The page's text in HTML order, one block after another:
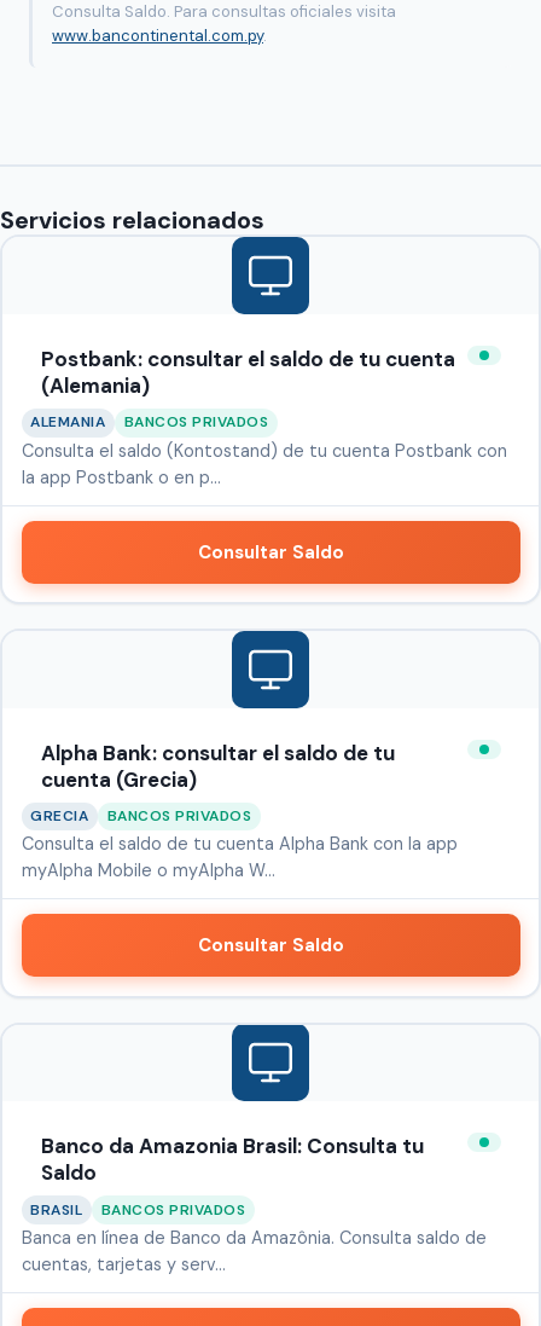
Consulta Saldo. Para consultas oficiales visita
www.bancontinental.com.py.
Servicios relacionados
Postbank: consultar el saldo de tu cuenta
(Alemania)
ALEMANIA BANCOS PRIVADOS
Consulta el saldo (Kontostand) de tu cuenta Postbank con
la app Postbank o en p…
Consultar Saldo
Alpha Bank: consultar el saldo de tu
cuenta (Grecia)
GRECIA BANCOS PRIVADOS
Consulta el saldo de tu cuenta Alpha Bank con la app
myAlpha Mobile o myAlpha W…
Consultar Saldo
Banco da Amazonia Brasil: Consulta tu
Saldo
BRASIL BANCOS PRIVADOS
Banca en línea de Banco da Amazônia. Consulta saldo de
cuentas, tarjetas y serv…